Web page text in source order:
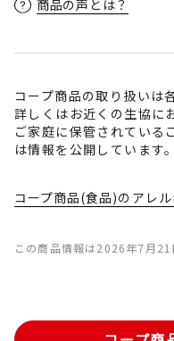
商品の声とは？
コープ商品の取り扱いは
詳しくはお近くの生協に
ご家庭に保管されている
は情報を公開しています。
コープ商品(食品)のアレ
この商品情報は2026年7月21